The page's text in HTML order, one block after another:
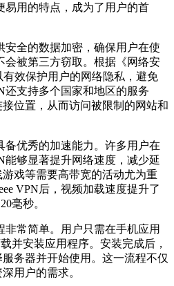
易用的特点，成为了用户的首
安全的数据加密，确保用户在使
会被第三方窃取。根据《网络安
效保护用户的网络隐私，避免
还支持多个国家和地区的服务
位置，从而访问被限制的网站和
备优秀的加速能力。许多用户在
能够显著提升网络速度，减少延
戏等需要高带宽的活动尤为重
VPN后，视频加载速度提升了
毫秒。
非常简单。用户只需在手机应用
并安装应用程序。安装完成后，
务器并开始使用。这一流程不仅
用户的需求。